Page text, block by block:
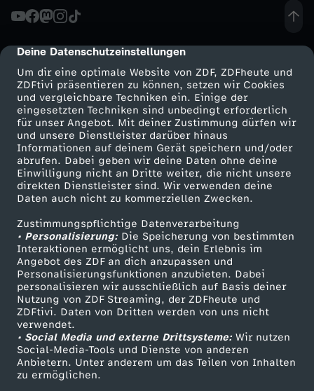
cmp-dialog-description
Deine Datenschutzeinstellungen
Um dir eine optimale Website von ZDF, ZDFheute und
ZDFtivi präsentieren zu können, setzen wir Cookies
und vergleichbare Techniken ein. Einige der
eingesetzten Techniken sind unbedingt erforderlich
für unser Angebot. Mit deiner Zustimmung dürfen wir
und unsere Dienstleister darüber hinaus
Informationen auf deinem Gerät speichern und/oder
abrufen. Dabei geben wir deine Daten ohne deine
Einwilligung nicht an Dritte weiter, die nicht unsere
direkten Dienstleister sind. Wir verwenden deine
Daten auch nicht zu kommerziellen Zwecken.
Zustimmungspflichtige Datenverarbeitung
• Personalisierung:Die Speicherung von bestimmten
Interaktionen ermöglicht uns, dein Erlebnis im
Angebot des ZDF an dich anzupassen und
Personalisierungsfunktionen anzubieten. Dabei
personalisieren wir ausschließlich auf Basis deiner
Nutzung von ZDF Streaming, der ZDFheute und
ZDFtivi. Daten von Dritten werden von uns nicht
verwendet.
• Social Media und externe Drittsysteme:Wir nutzen
Social-Media-Tools und Dienste von anderen
Anbietern. Unter anderem um das Teilen von Inhalten
zu ermöglichen.
Mehr ZDF
ZDF-Apps
Smart TV
ZDFtext
Livestreams
Sendungen A-Z
TV-Programm
Service
ZDFmitreden
Kontakt zum ZDF
Tickets
Zuschauerservice
Hilfe
ZDF Unternehmen
Karriere